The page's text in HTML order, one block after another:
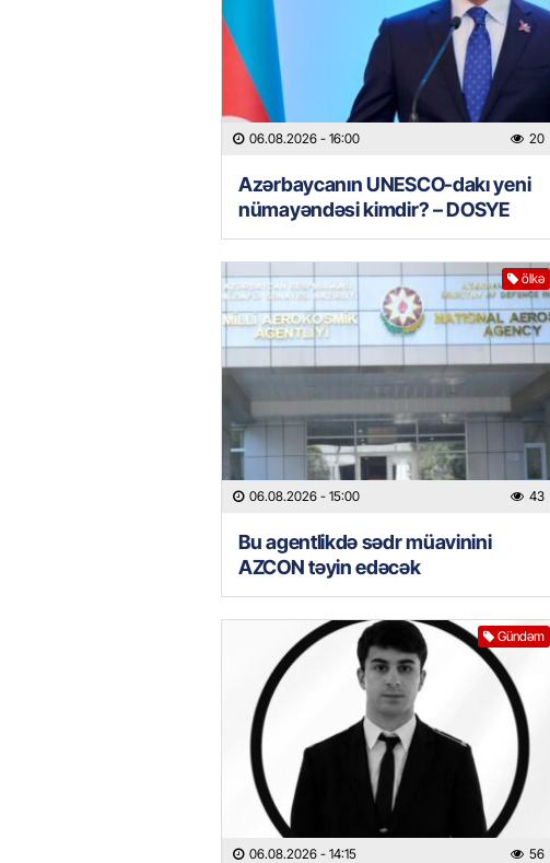
06.08.2026 - 16:00 20
Azərbaycanın UNESCO-dakı yeni
nümayəndəsi kimdir? – DOSYE
ölkə
06.08.2026 - 15:00 43
Bu agentlikdə sədr müavinini
AZCON təyin edəcək
Gündəm
06.08.2026 - 14:15 56